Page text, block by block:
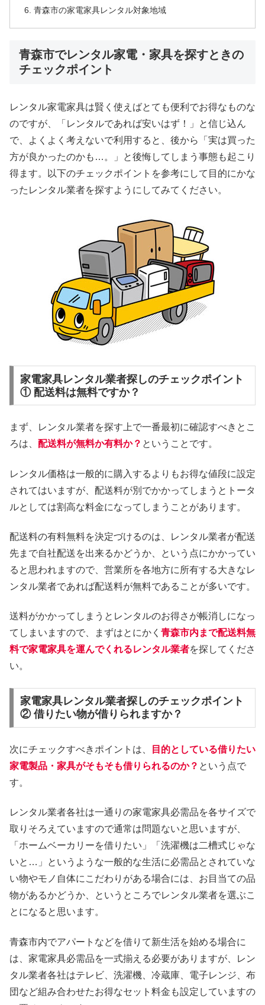
青森市の家電家具レンタル対象地域
青森市でレンタル家電・家具を探すときの
チェックポイント
レンタル家電家具は賢く使えばとても便利でお得なものな
のですが、「レンタルであれば安いはず！」と信じ込ん
で、よくよく考えないで利用すると、後から「実は買った
方が良かったのかも…。」と後悔してしまう事態も起こり
得ます。以下のチェックポイントを参考にして目的にかな
ったレンタル業者を探すようにしてみてください。
家電家具レンタル業者探しのチェックポイント
① 配送料は無料ですか？
まず、レンタル業者を探す上で一番最初に確認すべきとこ
ろは、 配送料が無料か有料か？ ということです。
レンタル価格は一般的に購入するよりもお得な値段に設定
されてはいますが、配送料が別でかかってしまうとトータ
ルとしては割高な料金になってしまうことがあります。
配送料の有料無料を決定づけるのは、レンタル業者が配送
先まで自社配送を出来るかどうか、という点にかかってい
ると思われますので、営業所を各地方に所有する大きなレ
ンタル業者であれば配送料が無料であることが多いです。
送料がかかってしまうとレンタルのお得さが帳消しになっ
てしまいますので、まずはとにかく 青森市内まで配送料無
料で家電家具を運んでくれるレンタル業者を探してくださ
い。
家電家具レンタル業者探しのチェックポイント
② 借りたい物が借りられますか？
次にチェックすべきポイントは、
目的としている借りたい
家電製品・家具がそもそも借りられるのか？ という点で
す。
レンタル業者各社は一通りの家電家具必需品を各サイズで
取りそろえていますので通常は問題ないと思いますが、
「ホームベーカリーを借りたい」「洗濯機は二槽式じゃな
いと…」というような一般的な生活に必需品とされていな
い物やモノ自体にこだわりがある場合には、お目当ての品
物があるかどうか、というところでレンタル業者を選ぶこ
とになると思います。
青森市内でアパートなどを借りて新生活を始める場合に
は、家電家具必需品を一式揃える必要がありますが、レン
タル業者各社はテレビ、洗濯機、冷蔵庫、電子レンジ、布
団など組み合わせたお得なセット料金も設定していますの